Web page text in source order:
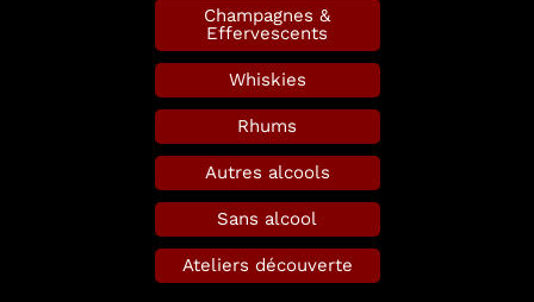
Champagnes &
Effervescents
Whiskies
Rhums
Autres alcools
Sans alcool
Ateliers découverte